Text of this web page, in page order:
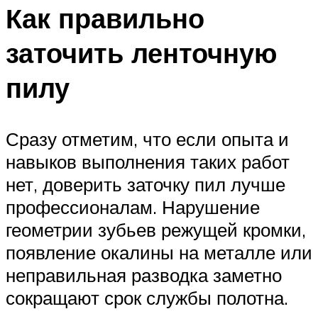
Как правильно
заточить ленточную
пилу
Сразу отметим, что если опыта и
навыков выполнения таких работ
нет, доверить заточку пил лучше
профессионалам. Нарушение
геометрии зубьев режущей кромки,
появление окалины на металле или
неправильная разводка заметно
сокращают срок службы полотна.